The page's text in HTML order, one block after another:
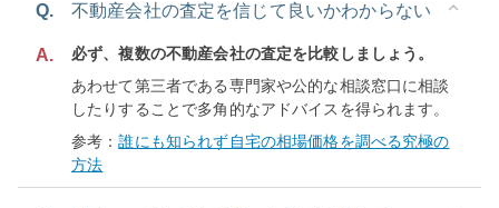
Q. 不動産会社の査定を信じて良いかわからない
A.
必ず、複数の不動産会社の査定を比較しましょう。
あわせて第三者である専門家や公的な相談窓口に相談
したりすることで多角的なアドバイスを得られます。
参考：誰にも知られず自宅の相場価格を調べる究極の
方法